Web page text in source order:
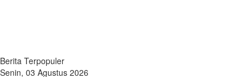
Berita Terpopuler
Senin, 03 Agustus 2026